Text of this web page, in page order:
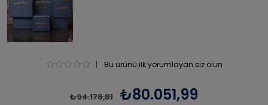
| Bu ürünü ilk yorumlayan siz olun
₺94.178,81 ₺80.051,99